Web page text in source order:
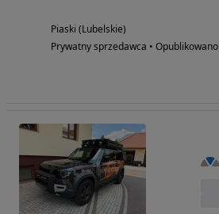
Piaski (Lubelskie)
Prywatny sprzedawca • Opublikowano